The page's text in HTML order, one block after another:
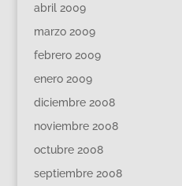
abril 2009
marzo 2009
febrero 2009
enero 2009
diciembre 2008
noviembre 2008
octubre 2008
septiembre 2008